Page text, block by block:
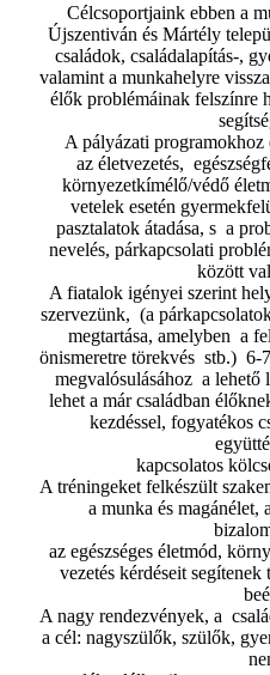
Célcsoportjaink ebben a
Újszentiván és Mártély
családok, családalapítás-,
valamint a munkahelyre
élők problémáinak felszínre
A pályázati programokhoz
az életvezetés,
környezetkímélő/védő
vetelek esetén
pasztalatok átadása, s a
nevelés, párkapcsolati
között
A fiatalok igényei szerint
szervezünk, (a
megtartása, amelyben a
önismeretre törekvés stb.) 6-7
megvalósulásához a lehető
lehet a már családban
kezdéssel, fogyatékos
kapcsolatos
A tréningeket felkészült
a munka és magánélet,
az egészséges életmód,
vezetés kérdéseit segítenek
A nagy rendezvények, a
a cél: nagyszülők, szülők,